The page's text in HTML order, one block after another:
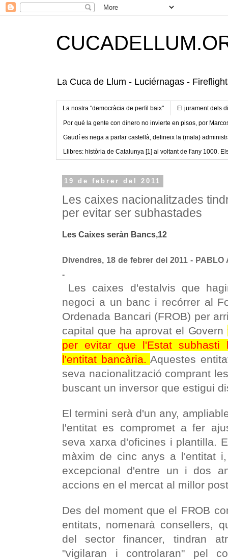
La Cuca de Llum - Luciérnagas -
La nostra "democràcia de perfil baix" El jurament dels
Por qué la gente con dinero no invierte en pisos, por
Gaudí es nega a parlar castellà, defineix la (mala)
Llibres: història de Catalunya [1] al voltant de l'any 1000.
19 de febrer del 2011
Les caixes nacionalitzades
per evitar ser subhastades
Les Caixes seràn Bancs,12
Divendres, 18 de febrer del 2011 - PABLO
-
Les caixes d'estalvis que
negoci a un banc i recórrer al
Ordenada Bancari (FROB) per
capital que ha aprovat el Govern
per evitar que l'Estat subhasti
l'entitat bancària.Aquestes
seva nacionalització comprant
buscant un inversor que estigui
El termini serà d'un any,
l'entitat es compromet a fer
seva xarxa d'oficines i plantilla.
màxim de cinc anys a l'entitat
excepcional d'entre un i dos
accions en el mercat al millor
Des del moment que el FROB
entitats, nomenarà consellers,
del sector financer, tindran
"vigilaran i controlaran" pel